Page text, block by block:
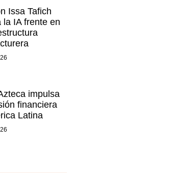
Issa Tafich
la IA frente en
impulsa
financiera
Latina